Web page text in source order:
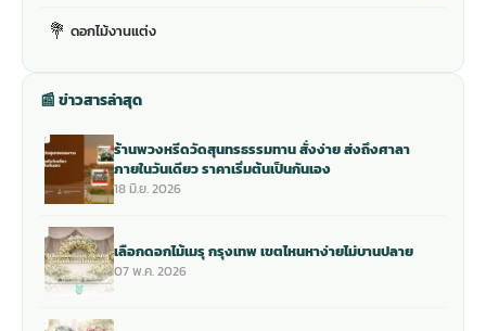
💐 ดอกไม้งานแต่ง
📰 ข่าวสารล่าสุด
ร้านพวงหรีดวัดสุนทรธรรมทาน สั่งง่าย ส่งถึงศาลา
ภายในวันเดียว ราคาเริ่มต้นเป็นกันเอง
18 มิ.ย. 2026
เลือกดอกไม้เมรุ กรุงเทพ เขตไหนหาง่ายไม่บานปลาย
07 พ.ค. 2026